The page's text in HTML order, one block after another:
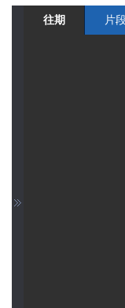
往期 片